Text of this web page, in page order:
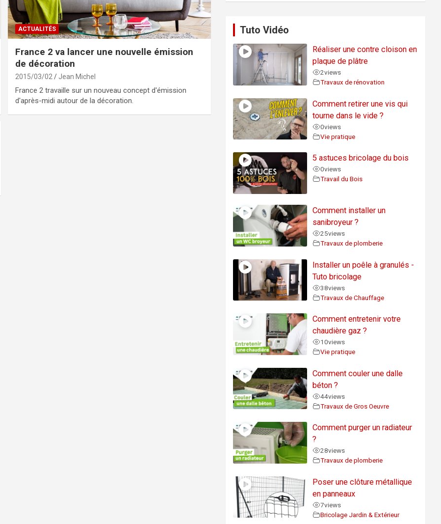
ACTUALITÉS
France 2 va lancer une nouvelle émission
de décoration
2015/03/02 Jean Michel
France 2 travaille sur un nouveau concept d'émission
d'après-midi autour de la décoration.
Tuto Vidéo
Réaliser une contre cloison en
plaque de plâtre
2views
Travaux de rénovation
Comment retirer une vis qui
tourne dans le vide ?
0views
Vie pratique
5 astuces bricolage du bois
0views
Travail du Bois
Comment installer un
sanibroyeur ?
25views
Travaux de plomberie
Installer un poêle à granulés -
Tuto bricolage
38views
Travaux de Chauffage
Comment entretenir votre
chaudière gaz ?
10views
Vie pratique
Comment couler une dalle
béton ?
44views
Travaux de Gros Oeuvre
Comment purger un radiateur
?
28views
Travaux de plomberie
Poser une clôture métallique
en panneaux
7views
Bricolage Jardin & Extérieur